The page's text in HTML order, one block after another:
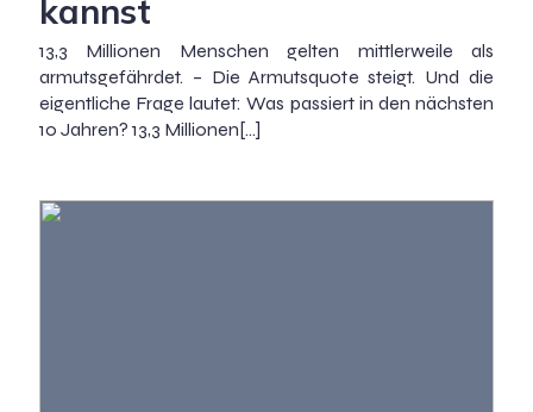
kannst
13,3 Millionen Menschen gelten mittlerweile als
armutsgefährdet. – Die Armutsquote steigt. Und die
eigentliche Frage lautet: Was passiert in den nächsten
10 Jahren? 13,3 Millionen[…]